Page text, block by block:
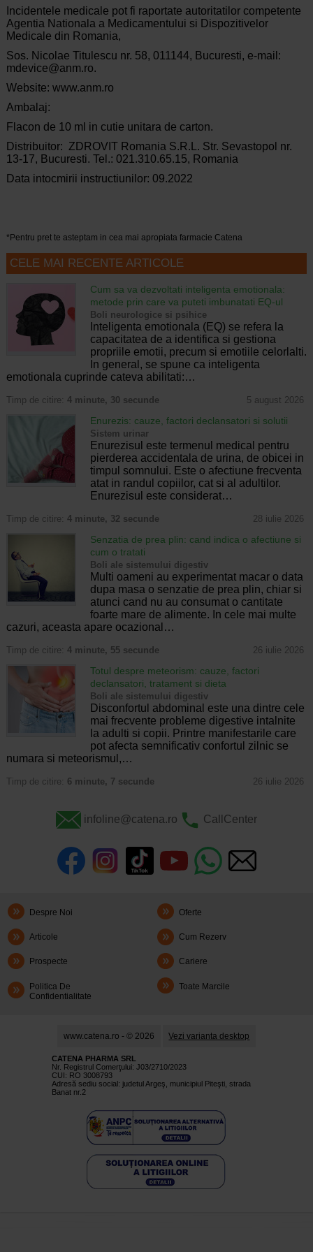
Incidentele medicale pot fi raportate autoritatilor competente
Agentia Nationala a Medicamentului si Dispozitivelor
Medicale din Romania,
Sos. Nicolae Titulescu nr. 58, 011144, Bucuresti, e-mail:
mdevice@anm.ro.
Website: www.anm.ro
Ambalaj:
Flacon de 10 ml in cutie unitara de carton.
Distribuitor: ZDROVIT Romania S.R.L. Str. Sevastopol nr.
13-17, Bucuresti. Tel.: 021.310.65.15, Romania
Data intocmirii instructiunilor: 09.2022
*Pentru pret te asteptam in cea mai apropiata farmacie Catena
CELE MAI RECENTE ARTICOLE
Cum sa va dezvoltati inteligenta emotionala:
metode prin care va puteti imbunatati EQ-ul
Boli neurologice si psihice
Inteligenta emotionala (EQ) se refera la
capacitatea de a identifica si gestiona
propriile emotii, precum si emotiile celorlalti.
In general, se spune ca inteligenta
emotionala cuprinde cateva abilitati:…
Timp de citire: 4 minute, 30 secunde 5 august 2026
Enurezis: cauze, factori declansatori si solutii
Sistem urinar
Enurezisul este termenul medical pentru
pierderea accidentala de urina, de obicei in
timpul somnului. Este o afectiune frecventa
atat in randul copiilor, cat si al adultilor.
Enurezisul este considerat…
Timp de citire: 4 minute, 32 secunde 28 iulie 2026
Senzatia de prea plin: cand indica o afectiune si
cum o tratati
Boli ale sistemului digestiv
Multi oameni au experimentat macar o data
dupa masa o senzatie de prea plin, chiar si
atunci cand nu au consumat o cantitate
foarte mare de alimente. In cele mai multe
cazuri, aceasta apare ocazional…
Timp de citire: 4 minute, 55 secunde 26 iulie 2026
Totul despre meteorism: cauze, factori
declansatori, tratament si dieta
Boli ale sistemului digestiv
Disconfortul abdominal este una dintre cele
mai frecvente probleme digestive intalnite
la adulti si copii. Printre manifestarile care
pot afecta semnificativ confortul zilnic se
numara si meteorismul,…
Timp de citire: 6 minute, 7 secunde 26 iulie 2026
infoline@catena.ro CallCenter
Despre Noi Oferte
Articole Cum Rezerv
Prospecte Cariere
Politica De
Confidentialitate
Toate Marcile
www.catena.ro - © 2026 Vezi varianta desktop
CATENA PHARMA SRL
Nr. Registrul Comerţului: J03/2710/2023
CUI: RO 3008793
Adresă sediu social: judetul Argeş, municipiul Piteşti, strada
Banat nr.2